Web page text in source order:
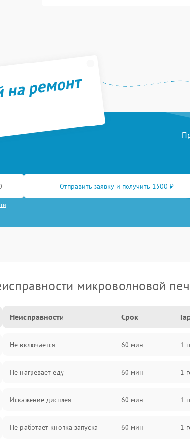
ремонт
Отправить заявку и получить 1500 ₽
микроволновой
Неисправности Срок
Не включается 60 мин 1
Не нагревает еду 60 мин 1
Искажение дисплея 60 мин 1
Не работает кнопка запуска 60 мин 1